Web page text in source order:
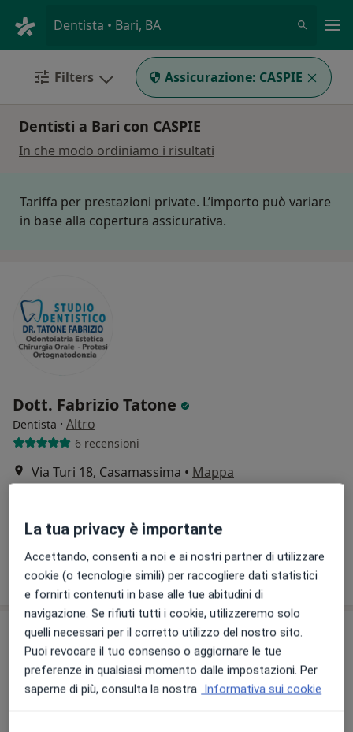
Dentista • Bari, BA
Filters Assicurazione: CASPIE
Dentisti a Bari con CASPIE
In che modo ordiniamo i risultati
Tariffa per prestazioni private. L’importo può variare
in base alla copertura assicurativa.
Dott. Fabrizio Tatone
Dentista · Altro
6 recensioni
Via Turi 18, Casamassima • Mappa
Chiedi di attivare le prenotazioni online
La tua privacy è importante
Accettando, consenti a noi e ai nostri partner di utilizzare
cookie (o tecnologie simili) per raccogliere dati statistici
e fornirti contenuti in base alle tue abitudini di
navigazione. Se rifiuti tutti i cookie, utilizzeremo solo
quelli necessari per il corretto utilizzo del nostro sito.
Puoi revocare il tuo consenso o aggiornare le tue
preferenze in qualsiasi momento dalle impostazioni. Per
saperne di più, consulta la nostra Informativa sui cookie